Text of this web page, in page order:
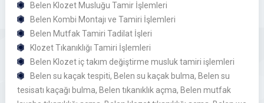
Belen Klozet Musluğu Tamir İşlemleri
Belen Kombi Montajı ve Tamiri İşlemleri
Belen Mutfak Tamiri Tadilat İşleri
Klozet Tıkanıklığı Tamiri İşlemleri
Belen Klozet iç takım değiştirme musluk tamiri işlemleri
Belen su kaçak tespiti, Belen su kaçak bulma, Belen su
tesisatı kaçağı bulma, Belen tıkanıklık açma, Belen mutfak